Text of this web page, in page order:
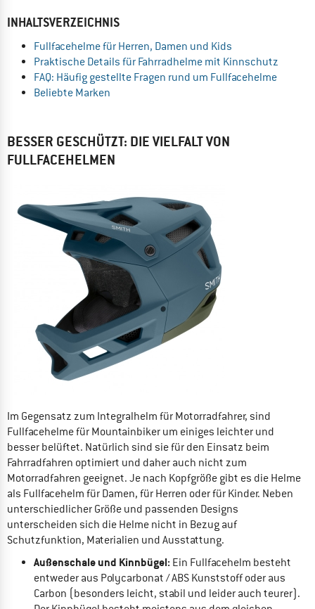
INHALTSVERZEICHNIS
Fullfacehelme für Herren, Damen und Kids
Praktische Details für Fahrradhelme mit Kinnschutz
FAQ: Häufig gestellte Fragen rund um Fullfacehelme
Beliebte Marken
BESSER GESCHÜTZT: DIE VIELFALT VON
FULLFACEHELMEN
Im Gegensatz zum Integralhelm für Motorradfahrer, sind
Fullfacehelme für Mountainbiker um einiges leichter und
besser belüftet. Natürlich sind sie für den Einsatz beim
Fahrradfahren optimiert und daher auch nicht zum
Motorradfahren geeignet. Je nach Kopfgröße gibt es die Helme
als Fullfacehelm für Damen, für Herren oder für Kinder. Neben
unterschiedlicher Größe und passenden Designs
unterscheiden sich die Helme nicht in Bezug auf
Schutzfunktion, Materialien und Ausstattung.
Außenschale und Kinnbügel:Ein Fullfacehelm besteht
entweder aus Polycarbonat / ABS Kunststoff oder aus
Carbon (besonders leicht, stabil und leider auch teurer).